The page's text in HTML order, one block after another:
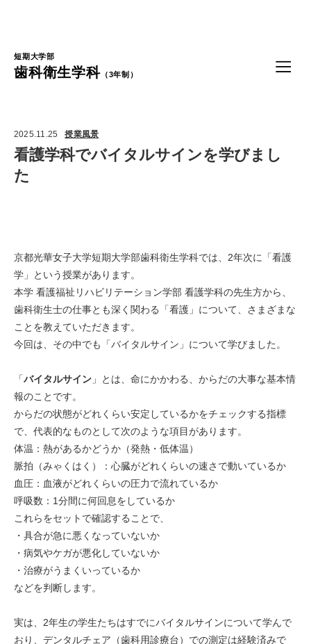
短期大学部
歯科衛生学科（3年制）
2025.11.25 授業風景
看護学科でバイタルサインを学びまし
た
京都光華女子大学短期大学部歯科衛生学科では、2年次に「看護
学」という授業があります。
本学 看護福祉リハビリテーション学部 看護学科の先生方から、
歯科衛生士の仕事とも深く関わる「看護」について、さまざまな
ことを教えていただきます。
今回は、その中でも「バイタルサイン」について学びました。
「バイタルサイン 」とは、命にかかわる、からだの大事な基本情
報のことです。
からだの状態がどれくらい安定しているかをチェックする指標
で、代表的なものとして次のような項目があります。
体温：熱があるかどうか（発熱・低体温）
脈拍（みゃくはく）：心臓がどれくらいの速さで動いているか
血圧：血液がどれくらいの圧力で流れているか
呼吸数：1分間に何回息をしているか
これらをセットで確認することで、
・具合が急に悪くなっていないか
・病気やケガが悪化していないか
・治療がうまくいっているか
などを判断します。
実は、2年生の学生たちはすでにバイタルサインについて学んで
おり、デンタルチェア（歯科用診療台）での測定は経験済みで